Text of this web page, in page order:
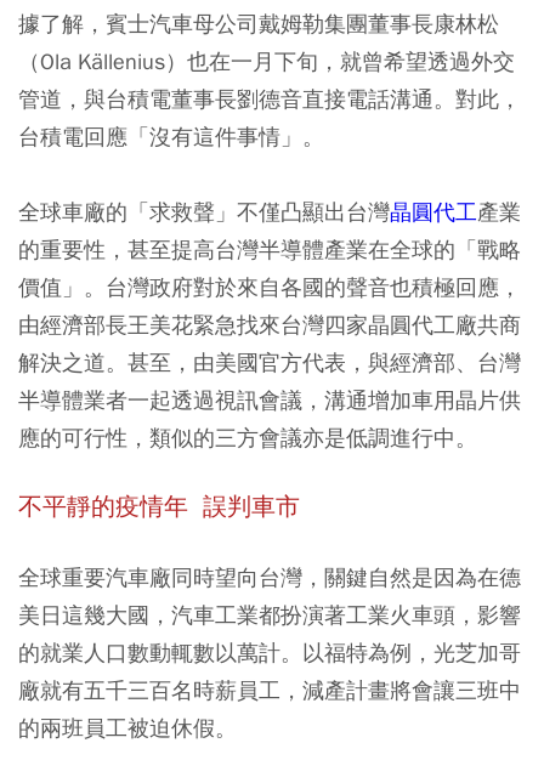
據了解，賓士汽車母公司戴姆勒集團董事長康林松
（Ola Källenius）也在一月下旬，就曾希望透過外交
管道，與台積電董事長劉德音直接電話溝通。對此，
台積電回應「沒有這件事情」。
全球車廠的「求救聲」不僅凸顯出台灣晶圓代工產業
的重要性，甚至提高台灣半導體產業在全球的「戰略
價值」。台灣政府對於來自各國的聲音也積極回應，
由經濟部長王美花緊急找來台灣四家晶圓代工廠共商
解決之道。甚至，由美國官方代表，與經濟部、台灣
半導體業者一起透過視訊會議，溝通增加車用晶片供
應的可行性，類似的三方會議亦是低調進行中。
不平靜的疫情年 誤判車市
全球重要汽車廠同時望向台灣，關鍵自然是因為在德
美日這幾大國，汽車工業都扮演著工業火車頭，影響
的就業人口數動輒數以萬計。以福特為例，光芝加哥
廠就有五千三百名時薪員工，減產計畫將會讓三班中
的兩班員工被迫休假。